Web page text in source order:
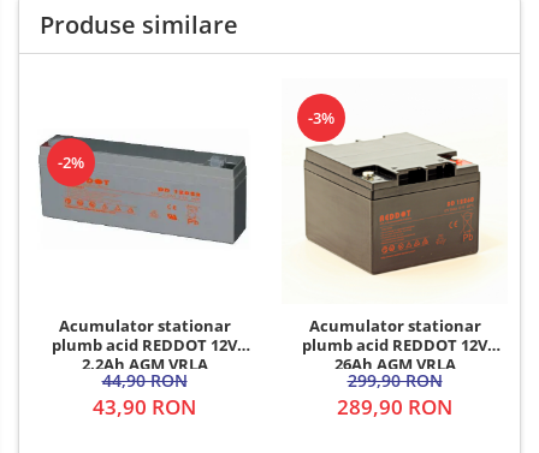
Produse similare
-2%
Acumulator stationar
plumb acid REDDOT 12V
2.2Ah AGM VRLA
44,90 RON
43,90 RON
-3%
Acumulator stationar
plumb acid REDDOT 12V
26Ah AGM VRLA
299,90 RON
289,90 RON